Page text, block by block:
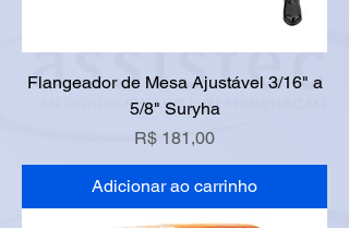
Flangeador de Mesa Ajustável 3/16" a
5/8" Suryha
Preço
R$ 181,00
Adicionar ao carrinho